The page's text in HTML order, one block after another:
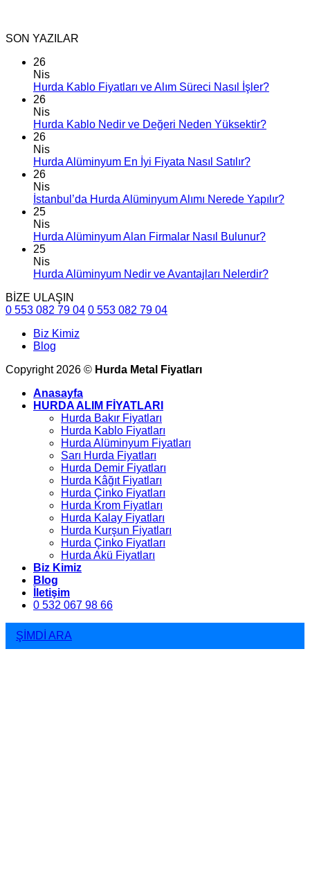
SON YAZILAR
26
Nis
Hurda Kablo Fiyatları ve Alım Süreci Nasıl İşler?
26
Nis
Hurda Kablo Nedir ve Değeri Neden Yüksektir?
26
Nis
Hurda Alüminyum En İyi Fiyata Nasıl Satılır?
26
Nis
İstanbul’da Hurda Alüminyum Alımı Nerede Yapılır?
25
Nis
Hurda Alüminyum Alan Firmalar Nasıl Bulunur?
25
Nis
Hurda Alüminyum Nedir ve Avantajları Nelerdir?
BİZE ULAŞIN
0 553 082 79 04 0 553 082 79 04
Biz Kimiz
Blog
Copyright 2026 © Hurda Metal Fiyatları
Anasayfa
HURDA ALIM FİYATLARI
Hurda Bakır Fiyatları
Hurda Kablo Fiyatları
Hurda Alüminyum Fiyatları
Sarı Hurda Fiyatları
Hurda Demir Fiyatları
Hurda Kâğıt Fiyatları
Hurda Çinko Fiyatları
Hurda Krom Fiyatları
Hurda Kalay Fiyatları
Hurda Kurşun Fiyatları
Hurda Çinko Fiyatları
Hurda Akü Fiyatları
Biz Kimiz
Blog
İletişim
0 532 067 98 66
ŞİMDİ ARA